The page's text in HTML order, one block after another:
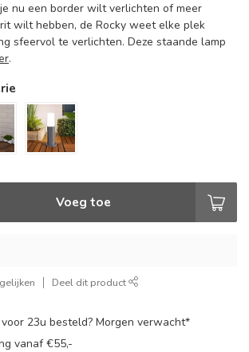
nu een border wilt verlichten of meer
wilt hebben, de Rocky weet elke plek
sfeervol te verlichten. Deze staande lamp
.
Voeg toe
Deel dit product
23u besteld? Morgen verwacht*
vanaf €55,-